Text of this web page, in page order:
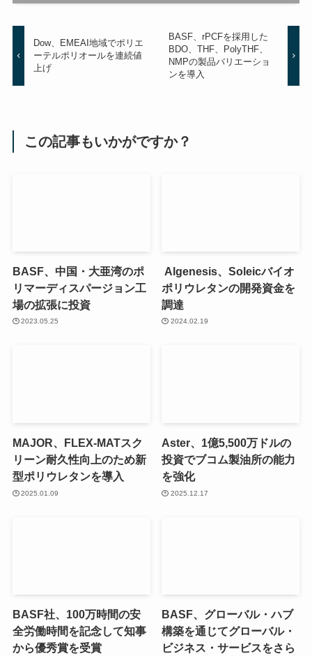
Dow、EMEAI地域でポリエ
ーテルポリオールを連続値
上げ
BASF、rPCFを採用した
BDO、THF、PolyTHF、
NMPの製品バリエーショ
ンを導入
この記事もいかがですか？
BASF、中国・大亜湾のポ
リマーディスパージョン工
場の拡張に投資
2023.05.25
Algenesis、Soleicバイオ
ポリウレタンの開発資金を
調達
2024.02.19
MAJOR、FLEX-MATスク
リーン耐久性向上のため新
型ポリウレタンを導入
2025.01.09
Aster、1億5,500万ドルの
投資でブコム製油所の能力
を強化
2025.12.17
BASF社、100万時間の安
全労働時間を記念して知事
から優秀賞を受賞
BASF、グローバル・ハブ
構築を通じてグローバル・
ビジネス・サービスをさら